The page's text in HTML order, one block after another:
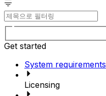
Get started
System requirements
Licensing